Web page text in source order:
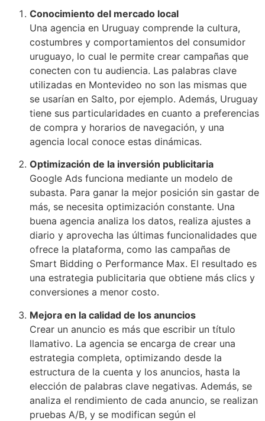
Conocimiento del mercado local
Una agencia en Uruguay comprende la cultura,
costumbres y comportamientos del consumidor
uruguayo, lo cual le permite crear campañas que
conecten con tu audiencia. Las palabras clave
utilizadas en Montevideo no son las mismas que
se usarían en Salto, por ejemplo. Además, Uruguay
tiene sus particularidades en cuanto a preferencias
de compra y horarios de navegación, y una
agencia local conoce estas dinámicas.
Optimización de la inversión publicitaria
Google Ads funciona mediante un modelo de
subasta. Para ganar la mejor posición sin gastar de
más, se necesita optimización constante. Una
buena agencia analiza los datos, realiza ajustes a
diario y aprovecha las últimas funcionalidades que
ofrece la plataforma, como las campañas de
Smart Bidding o Performance Max. El resultado es
una estrategia publicitaria que obtiene más clics y
conversiones a menor costo.
Mejora en la calidad de los anuncios
Crear un anuncio es más que escribir un título
llamativo. La agencia se encarga de crear una
estrategia completa, optimizando desde la
estructura de la cuenta y los anuncios, hasta la
elección de palabras clave negativas. Además, se
analiza el rendimiento de cada anuncio, se realizan
pruebas A/B, y se modifican según el